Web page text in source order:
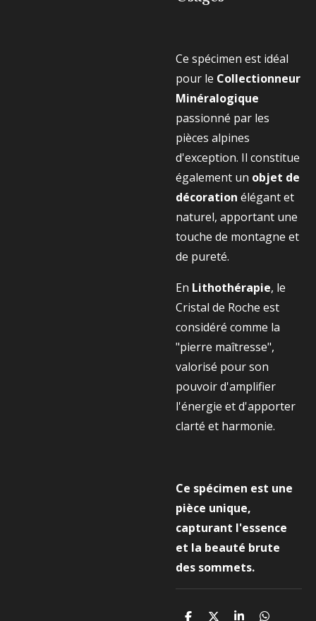
Ce spécimen est idéal
pour le Collectionneur
Minéralogique
passionné par les
pièces alpines
d'exception. Il constitue
également un objet de
décoration élégant et
naturel, apportant une
touche de montagne et
de pureté.
En Lithothérapie, le
Cristal de Roche est
considéré comme la
"pierre maîtresse",
valorisé pour son
pouvoir d'amplifier
l'énergie et d'apporter
clarté et harmonie.
Ce spécimen est une
pièce unique,
capturant l'essence
et la beauté brute
des sommets.